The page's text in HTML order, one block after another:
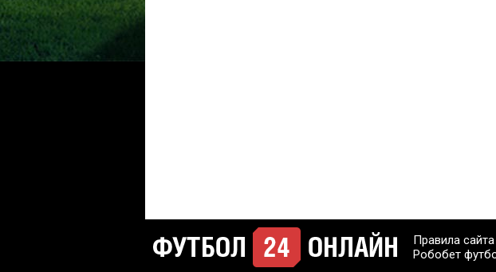
Правила сайта
Робобет